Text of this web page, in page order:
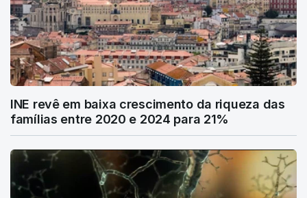
INE revê em baixa crescimento da riqueza das
famílias entre 2020 e 2024 para 21%